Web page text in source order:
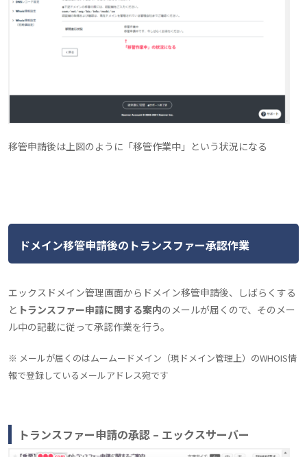
移管申請後は上図のように「移管作業中」という状況になる
ドメイン移管申請後のトランスファー承認作業
エックスドメイン管理画面からドメイン移管申請後、しばらくする
と トランスファー申請に関する案内のメールが届くので、そのメー
ル中の記載に従って承認作業を行う。
※ メールが届くのはムームードメイン（現ドメイン管理上）のWHOIS情
報で登録しているメールアドレス宛です
トランスファー申請の承認 – エックスサーバー